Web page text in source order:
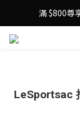
登記成為
滿 $800尊
登記成為
LeSportsac